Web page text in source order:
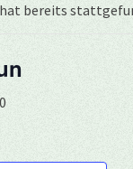
bereits